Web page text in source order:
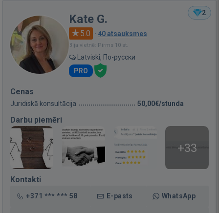
2
Kate G.
5.0 · 40 atsauksmes
Bija vietnē: Pirms 10 st.
Latviski, По-русски
PRO
Cenas
Juridiskā konsultācija 50,00€/stunda
Darbu piemēri
+33
Kontakti
+371 *** *** 58 E-pasts WhatsApp